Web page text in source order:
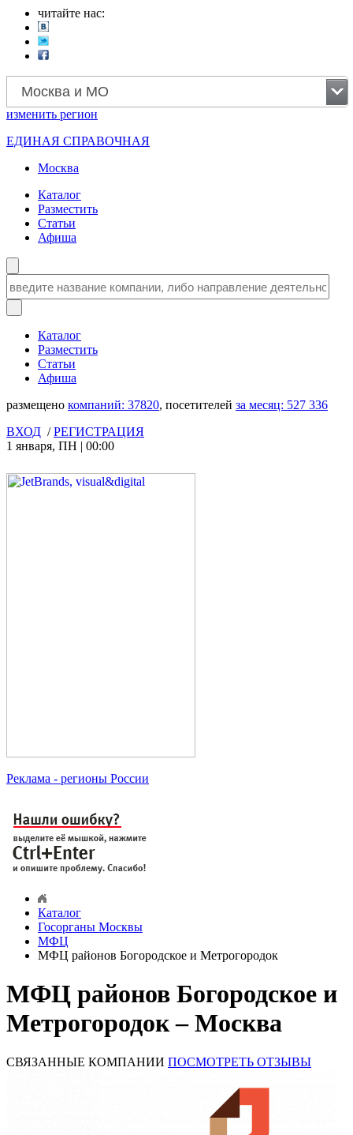
читайте нас:
Москва и МО
изменить регион
ЕДИНАЯ СПРАВОЧНАЯ
Москва
Каталог
Разместить
Статьи
Афиша
Каталог
Разместить
Статьи
Афиша
размещено компаний: 37820, посетителей за месяц: 527 336
ВХОД /РЕГИСТРАЦИЯ
1 января, ПН | 00:00
Реклама - регионы России
Каталог
Госорганы Москвы
МФЦ
МФЦ районов Богородское и Метрогородок
МФЦ районов Богородское и
Метрогородок – Москва
СВЯЗАННЫЕ КОМПАНИИ ПОСМОТРЕТЬ ОТЗЫВЫ